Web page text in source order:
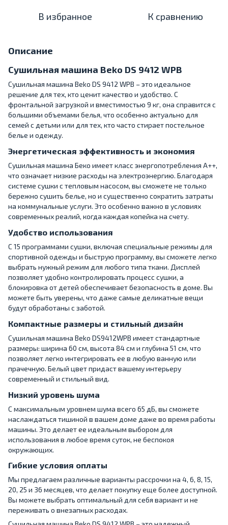
В избранное К сравнению
Описание
Сушильная машина Beko DS 9412 WPB
Сушильная машина Beko DS 9412 WPB – это идеальное
решение для тех, кто ценит качество и удобство. С
фронтальной загрузкой и вместимостью 9 кг, она справится с
большими объемами белья, что особенно актуально для
семей с детьми или для тех, кто часто стирает постельное
белье и одежду.
Энергетическая эффективность и экономия
Сушильная машина Беко имеет класс энергопотребления A++,
что означает низкие расходы на электроэнергию. Благодаря
системе сушки с тепловым насосом, вы сможете не только
бережно сушить белье, но и существенно сократить затраты
на коммунальные услуги. Это особенно важно в условиях
современных реалий, когда каждая копейка на счету.
Удобство использования
С 15 программами сушки, включая специальные режимы для
спортивной одежды и быструю программу, вы сможете легко
выбрать нужный режим для любого типа ткани. Дисплей
позволяет удобно контролировать процесс сушки, а
блокировка от детей обеспечивает безопасность в доме. Вы
можете быть уверены, что даже самые деликатные вещи
будут обработаны с заботой.
Компактные размеры и стильный дизайн
Сушильная машина Beko DS9412WPB имеет стандартные
размеры: ширина 60 см, высота 84 см и глубина 51 см, что
позволяет легко интегрировать ее в любую ванную или
прачечную. Белый цвет придаст вашему интерьеру
современный и стильный вид.
Низкий уровень шума
С максимальным уровнем шума всего 65 дБ, вы сможете
наслаждаться тишиной в вашем доме даже во время работы
машины. Это делает ее идеальным выбором для
использования в любое время суток, не беспокоя
окружающих.
Гибкие условия оплаты
Мы предлагаем различные варианты рассрочки на 4, 6, 8, 15,
20, 25 и 36 месяцев, что делает покупку еще более доступной.
Вы можете выбрать оптимальный для себя вариант и не
переживать о внезапных расходах.